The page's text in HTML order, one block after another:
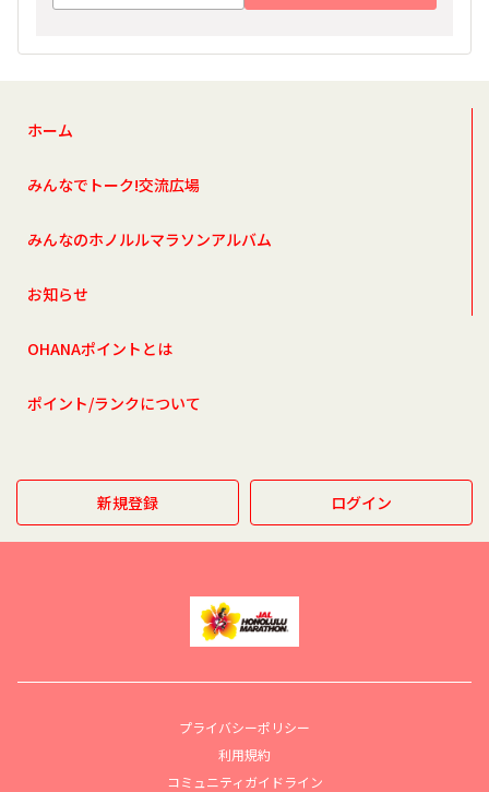
ホーム
みんなでトーク!交流広場
みんなのホノルルマラソンアルバム
お知らせ
OHANAポイントとは
ポイント/ランクについて
新規登録 ログイン
プライバシーポリシー
利用規約
コミュニティガイドライン